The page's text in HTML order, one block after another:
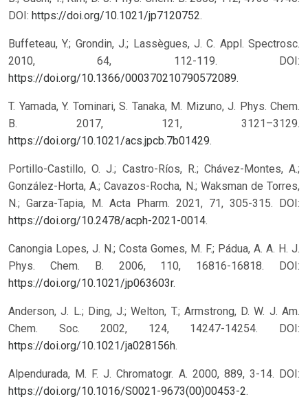
DOI: https://doi.org/10.1021/jp7120752.
Buffeteau, Y.; Grondin, J.; Lassègues, J. C. Appl. Spectrosc.
2010, 64, 112-119. DOI:
https://doi.org/10.1366/000370210790572089.
T. Yamada, Y. Tominari, S. Tanaka, M. Mizuno, J. Phys. Chem.
B. 2017, 121, 3121–3129.
https://doi.org/10.1021/acs.jpcb.7b01429.
Portillo-Castillo, O. J.; Castro-Ríos, R.; Chávez-Montes, A.;
González-Horta, A.; Cavazos-Rocha, N.; Waksman de Torres,
N.; Garza-Tapia, M. Acta Pharm. 2021, 71, 305-315. DOI:
https://doi.org/10.2478/acph-2021-0014.
Canongia Lopes, J. N.; Costa Gomes, M. F.; Pádua, A. A. H. J.
Phys. Chem. B. 2006, 110, 16816-16818. DOI:
https://doi.org/10.1021/jp063603r.
Anderson, J. L.; Ding, J.; Welton, T.; Armstrong, D. W. J. Am.
Chem. Soc. 2002, 124, 14247-14254. DOI:
https://doi.org/10.1021/ja028156h.
Alpendurada, M. F. J. Chromatogr. A. 2000, 889, 3-14. DOI:
https://doi.org/10.1016/S0021-9673(00)00453-2.